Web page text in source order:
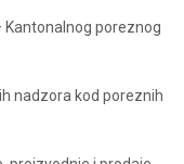
Kantonalnog poreznog
nadzora kod poreznih